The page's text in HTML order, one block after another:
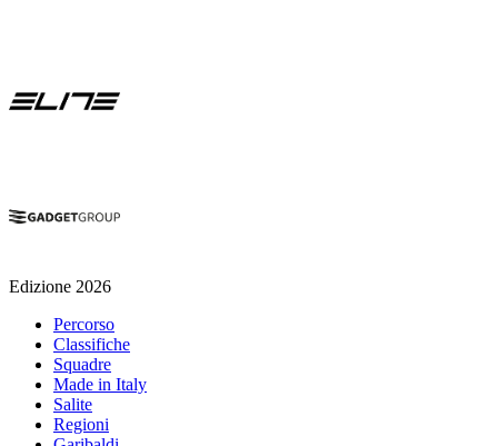
Edizione 2026
Percorso
Classifiche
Squadre
Made in Italy
Salite
Regioni